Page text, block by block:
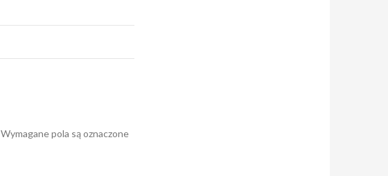
Wymagane pola są oznaczone